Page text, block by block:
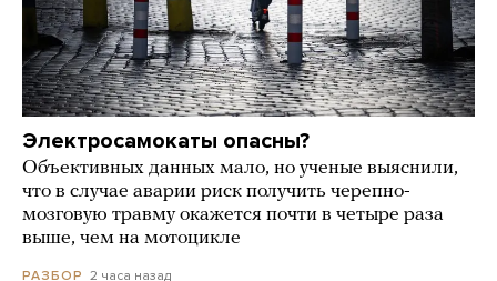
Электросамокаты опасны?
Объективных данных мало, но ученые выяснили,
что в случае аварии риск получить черепно-
мозговую травму окажется почти в четыре раза
выше, чем на мотоцикле
РАЗБОР 2 часа назад